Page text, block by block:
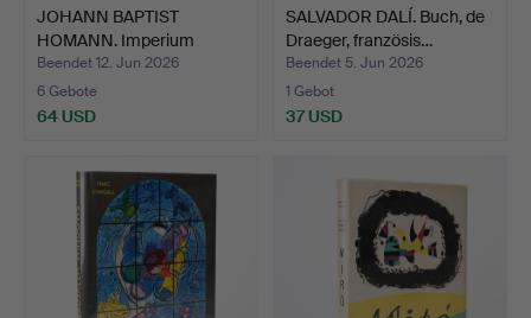
JOHANN BAPTIST
HOMANN. Imperium
Romano Ger…
Beendet 12. Jun 2026
6 Gebote
64 USD
SALVADOR DALÍ. Buch, de
Draeger, französis…
Beendet 5. Jun 2026
1 Gebot
37 USD